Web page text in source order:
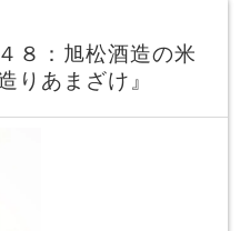
８：旭松酒造の米
りあまざけ』